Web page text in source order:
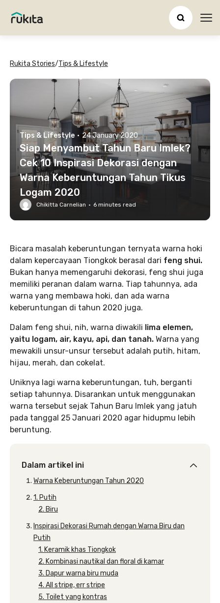
Rukita Stories/Tips & Lifestyle
Tips & Lifestyle · 24 January 2020
Siap Menyambut Tahun Baru Imlek?
Cek 10 Inspirasi Dekorasi dengan
Warna Keberuntungan Tahun Tikus
Logam 2020
Chikitta Carnelian · 6 minutes read
Bicara masalah keberuntungan ternyata warna hoki
dalam kepercayaan Tiongkok berasal dari feng shui.
Bukan hanya memengaruhi dekorasi, feng shui juga
memiliki peranan dalam warna. Tiap tahunnya, ada
warna yang membawa hoki, dan ada warna
keberuntungan di tahun 2020 juga.
Dalam feng shui, nih, warna diwakili lima elemen,
yaitu logam, air, kayu, api, dan tanah. Warna yang
mewakili unsur-unsur tersebut adalah putih, hitam,
hijau, merah, dan cokelat.
Uniknya lagi warna keberuntungan, tuh, berganti
setiap tahunnya. Disarankan untuk menggunakan
warna tersebut sejak Tahun Baru Imlek yang jatuh
pada tanggal 25 Januari 2020 agar hidupmu lebih
beruntung.
Dalam artikel ini
Warna Keberuntungan Tahun 2020
1. Putih
2. Biru
Inspirasi Dekorasi Rumah dengan Warna Biru dan
Putih
1. Keramik khas Tiongkok
2. Kombinasi nautikal dan floral di kamar
3. Dapur warna biru muda
4. All stripe, err stripe
5. Toilet yang kontras